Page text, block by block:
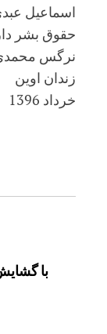
اسماعیل
حقوق بشر
نرگس
زندان اوین
خرداد 1396
با